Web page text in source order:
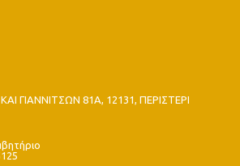
ΓΙΑΝΝΙΤΣΩΝ 81Α, 12131, ΠΕΡΙΣΤΕΡΙ